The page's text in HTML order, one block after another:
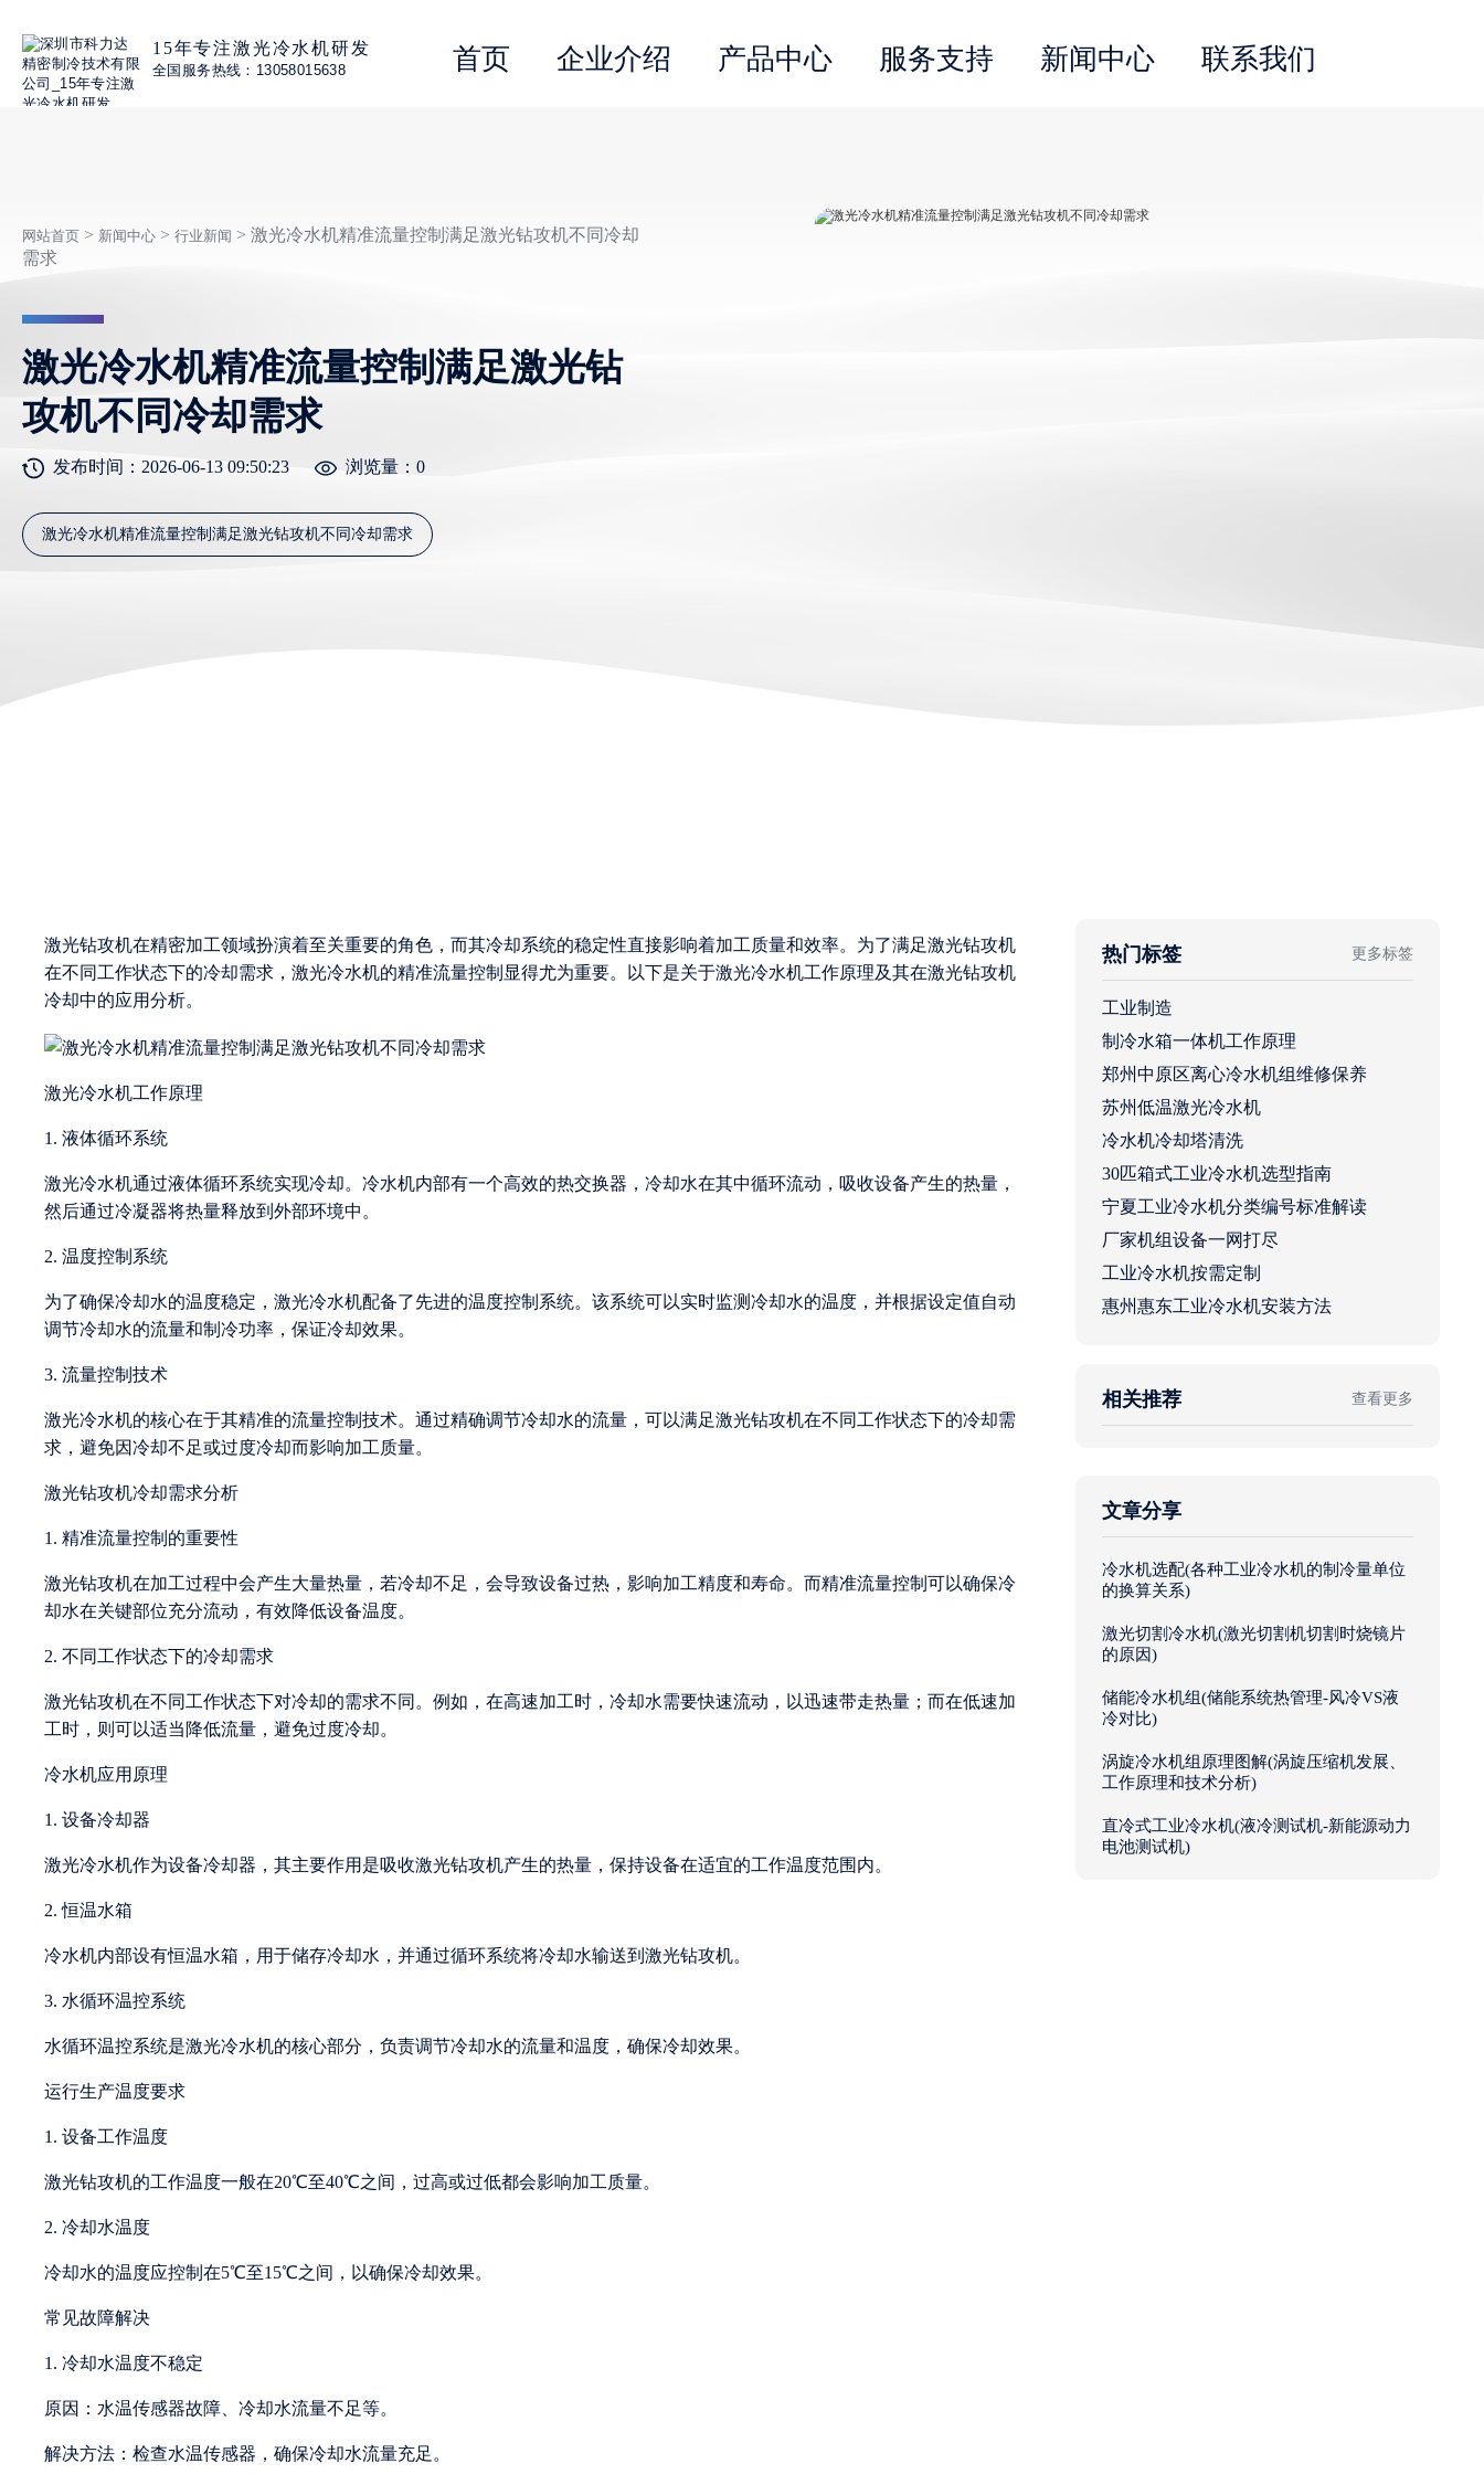
15年专注激光冷水机研发
全国服务热线：13058015638 首页 企业介绍 产品中心 服务支持 新闻中心 联系我们
网站首页 > 新闻中心 > 行业新闻 > 激光冷水机精准流量控制满足激光钻攻机不同冷却
需求
激光冷水机精准流量控制满足激光钻
攻机不同冷却需求
发布时间：2026-06-13 09:50:23 浏览量： 0
激光冷水机精准流量控制满足激光钻攻机不同冷却需求
激光钻攻机在精密加工领域扮演着至关重要的角色，而其冷却系统的稳定性直接影响着加工质量和效率。为了满足激光钻攻机
在不同工作状态下的冷却需求，激光冷水机的精准流量控制显得尤为重要。以下是关于激光冷水机工作原理及其在激光钻攻机
冷却中的应用分析。
激光冷水机工作原理
1. 液体循环系统
激光冷水机通过液体循环系统实现冷却。冷水机内部有一个高效的热交换器，冷却水在其中循环流动，吸收设备产生的热量，
然后通过冷凝器将热量释放到外部环境中。
2. 温度控制系统
为了确保冷却水的温度稳定，激光冷水机配备了先进的温度控制系统。该系统可以实时监测冷却水的温度，并根据设定值自动
调节冷却水的流量和制冷功率，保证冷却效果。
3. 流量控制技术
激光冷水机的核心在于其精准的流量控制技术。通过精确调节冷却水的流量，可以满足激光钻攻机在不同工作状态下的冷却需
求，避免因冷却不足或过度冷却而影响加工质量。
激光钻攻机冷却需求分析
1. 精准流量控制的重要性
激光钻攻机在加工过程中会产生大量热量，若冷却不足，会导致设备过热，影响加工精度和寿命。而精准流量控制可以确保冷
却水在关键部位充分流动，有效降低设备温度。
2. 不同工作状态下的冷却需求
激光钻攻机在不同工作状态下对冷却的需求不同。例如，在高速加工时，冷却水需要快速流动，以迅速带走热量；而在低速加
工时，则可以适当降低流量，避免过度冷却。
冷水机应用原理
1. 设备冷却器
激光冷水机作为设备冷却器，其主要作用是吸收激光钻攻机产生的热量，保持设备在适宜的工作温度范围内。
2. 恒温水箱
冷水机内部设有恒温水箱，用于储存冷却水，并通过循环系统将冷却水输送到激光钻攻机。
3. 水循环温控系统
水循环温控系统是激光冷水机的核心部分，负责调节冷却水的流量和温度，确保冷却效果。
运行生产温度要求
1. 设备工作温度
激光钻攻机的工作温度一般在20℃至40℃之间，过高或过低都会影响加工质量。
2. 冷却水温度
冷却水的温度应控制在5℃至15℃之间，以确保冷却效果。
常见故障解决
1. 冷却水温度不稳定
原因：水温传感器故障、冷却水流量不足等。
解决方法：检查水温传感器，确保冷却水流量充足。
热门标签 更多标签
工业制造
制冷水箱一体机工作原理
郑州中原区离心冷水机组维修保养
苏州低温激光冷水机
冷水机冷却塔清洗
30匹箱式工业冷水机选型指南
宁夏工业冷水机分类编号标准解读
厂家机组设备一网打尽
工业冷水机按需定制
惠州惠东工业冷水机安装方法
相关推荐 查看更多
文章分享
冷水机选配(各种工业冷水机的制冷量单位
的换算关系)
激光切割冷水机(激光切割机切割时烧镜片
的原因)
储能冷水机组(储能系统热管理-风冷VS液
冷对比)
涡旋冷水机组原理图解(涡旋压缩机发展、
工作原理和技术分析)
直冷式工业冷水机(液冷测试机-新能源动力
电池测试机)